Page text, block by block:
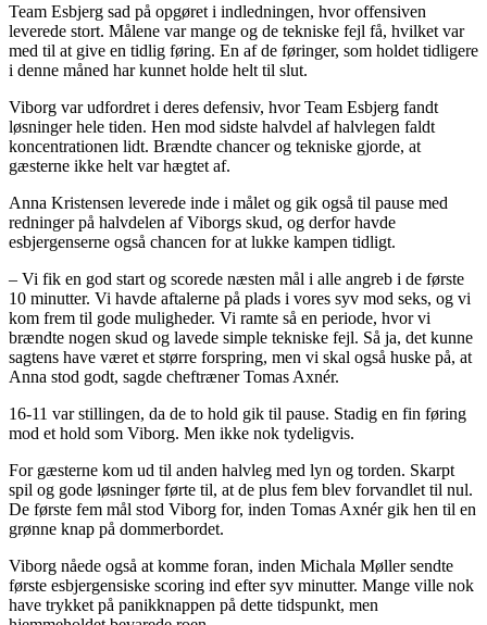
Team Esbjerg sad på opgøret i indledningen, hvor offensiven
leverede stort. Målene var mange og de tekniske fejl få, hvilket var
med til at give en tidlig føring. En af de føringer, som holdet tidligere
i denne måned har kunnet holde helt til slut.
Viborg var udfordret i deres defensiv, hvor Team Esbjerg fandt
løsninger hele tiden. Hen mod sidste halvdel af halvlegen faldt
koncentrationen lidt. Brændte chancer og tekniske gjorde, at
gæsterne ikke helt var hægtet af.
Anna Kristensen leverede inde i målet og gik også til pause med
redninger på halvdelen af Viborgs skud, og derfor havde
esbjergenserne også chancen for at lukke kampen tidligt.
– Vi fik en god start og scorede næsten mål i alle angreb i de første
10 minutter. Vi havde aftalerne på plads i vores syv mod seks, og vi
kom frem til gode muligheder. Vi ramte så en periode, hvor vi
brændte nogen skud og lavede simple tekniske fejl. Så ja, det kunne
sagtens have været et større forspring, men vi skal også huske på, at
Anna stod godt, sagde cheftræner Tomas Axnér.
16-11 var stillingen, da de to hold gik til pause. Stadig en fin føring
mod et hold som Viborg. Men ikke nok tydeligvis.
For gæsterne kom ud til anden halvleg med lyn og torden. Skarpt
spil og gode løsninger førte til, at de plus fem blev forvandlet til nul.
De første fem mål stod Viborg for, inden Tomas Axnér gik hen til en
grønne knap på dommerbordet.
Viborg nåede også at komme foran, inden Michala Møller sendte
første esbjergensiske scoring ind efter syv minutter. Mange ville nok
have trykket på panikknappen på dette tidspunkt, men